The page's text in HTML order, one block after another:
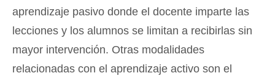
aprendizaje pasivo donde el docente imparte las
lecciones y los alumnos se limitan a recibirlas sin
mayor intervención. Otras modalidades
relacionadas con el aprendizaje activo son el